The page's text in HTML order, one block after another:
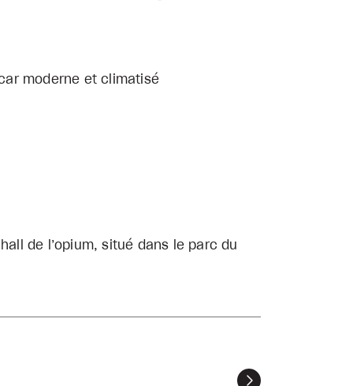
moderne et climatisé
de l’opium, situé dans le parc du